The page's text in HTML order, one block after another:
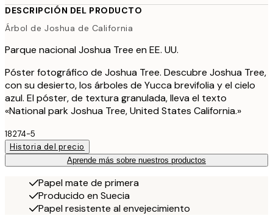
DESCRIPCIÓN DEL PRODUCTO
Árbol de Joshua de California
Parque nacional Joshua Tree en EE. UU.
Póster fotográfico de Joshua Tree. Descubre Joshua Tree,
con su desierto, los árboles de Yucca brevifolia y el cielo
azul. El póster, de textura granulada, lleva el texto
«National park Joshua Tree, United States California.»
18274-5
Historia del precio
Aprende más sobre nuestros productos
Papel mate de primera
Producido en Suecia
Papel resistente al envejecimiento